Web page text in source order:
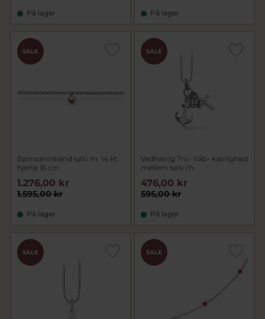
På lager På lager
SALE
Børnearmbånd sølv m. 14 kt.
hjerte 16 cm
1.595,00 kr
1.276,00 kr
På lager
SALE
Vedhæng Tro- håb- kærlighed
mellem sølv rh.
595,00 kr
476,00 kr
På lager
SALE SALE